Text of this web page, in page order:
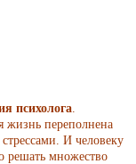
психолога
жизнь переполнена
И человеку
решать множество